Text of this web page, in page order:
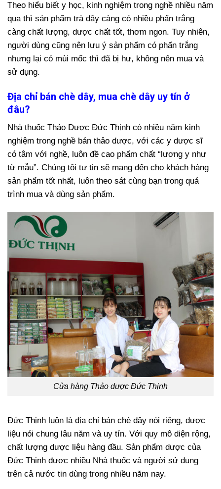
Theo hiểu biết y học, kinh nghiệm trong nghề nhiều năm
qua thì sản phẩm trà dây càng có nhiều phấn trắng
càng chất lượng, dược chất tốt, thơm ngon. Tuy nhiên,
người dùng cũng nên lưu ý sản phẩm có phấn trắng
nhưng lại có mùi mốc thì đã bị hư, không nên mua và
sử dụng.
Địa chỉ bán chè dây, mua chè dây uy tín ở
đâu?
Nhà thuốc Thảo Dược Đức Thịnh có nhiều năm kinh
nghiệm trong nghề bán thảo dược, với các y dược sĩ
có tâm với nghề, luôn đề cao phẩm chất “lương y như
từ mẫu”. Chúng tôi tự tin sẽ mang đến cho khách hàng
sản phẩm tốt nhất, luôn theo sát cùng bạn trong quá
trình mua và dùng sản phẩm.
Cửa hàng Thảo dược Đức Thịnh
Đức Thịnh luôn là địa chỉ bán chè dây nói riêng, dược
liệu nói chung lâu năm và uy tín. Với quy mô diện rộng,
chất lượng dược liệu hàng đầu. Sản phẩm dược của
Đức Thịnh được nhiều Nhà thuốc và người sử dụng
trên cả nước tin dùng trong nhiều năm nay.